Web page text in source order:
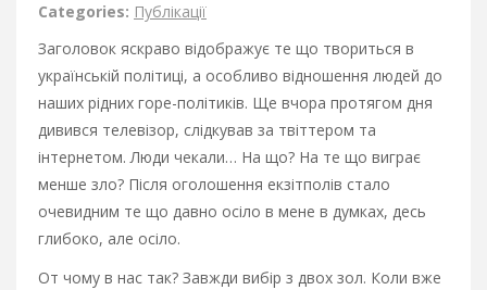
Categories: Публікації
Заголовок яскраво відображує те що твориться в
українській політиці, а особливо відношення людей до
наших рідних горе-політиків. Ще вчора протягом дня
дивився телевізор, слідкував за твіттером та
інтернетом. Люди чекали… На що? На те що виграє
менше зло? Після оголошення екзітполів стало
очевидним те що давно осіло в мене в думках, десь
глибоко, але осіло.
От чому в нас так? Завжди вибір з двох зол. Коли вже